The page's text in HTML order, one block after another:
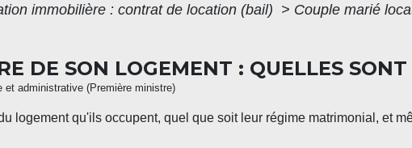
immobilière : contrat de location (bail) > Couple marié
DE SON LOGEMENT : QUELLES SONT
et administrative (Première ministre)
logement qu'ils occupent, quel que soit leur régime matrimonial, et